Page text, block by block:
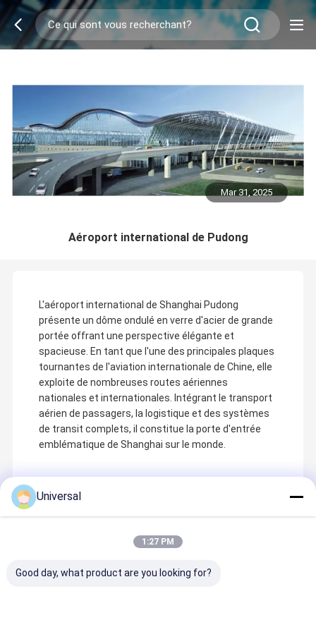
Mar 31, 2025
Aéroport international de Pudong
L'aéroport international de Shanghai Pudong
présente un dôme ondulé en verre d'acier de grande
portée offrant une perspective élégante et
spacieuse. En tant que l'une des principales plaques
tournantes de l'aviation internationale de Chine, elle
exploite de nombreuses routes aériennes
nationales et internationales. Intégrant le transport
aérien de passagers, la logistique et des systèmes
de transit complets, il constitue la porte d'entrée
emblématique de Shanghai sur le monde.
Produits Recommandés
Universal
1:27 PM
Good day, what product are you looking for?